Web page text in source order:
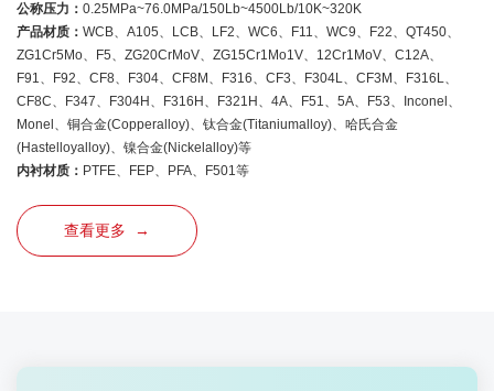
公称压力： 0.25MPa~76.0MPa/150Lb~4500Lb/10K~320K
产品材质： WCB、A105、LCB、LF2、WC6、F11、WC9、F22、QT450、
ZG1Cr5Mo、F5、ZG20CrMoV、ZG15Cr1Mo1V、12Cr1MoV、C12A、
F91、F92、CF8、F304、CF8M、F316、CF3、F304L、CF3M、F316L、
CF8C、F347、F304H、F316H、F321H、4A、F51、5A、F53、Inconel、
Monel、铜合金(Copperalloy)、钛合金(Titaniumalloy)、哈氏合金
(Hastelloyalloy)、镍合金(Nickelalloy)等
内衬材质： PTFE、FEP、PFA、F501等
查看更多 →